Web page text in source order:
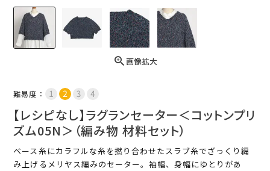
画像拡大
難易度：
【レシピなし】ラグランセーター＜コットンプリ
ズム05N＞（編み物 材料セット）
ベース糸にカラフルな糸を撚り合わせたスラブ糸でざっくり編
み上げるメリヤス編みのセーター。袖幅、身幅にゆとりがあ